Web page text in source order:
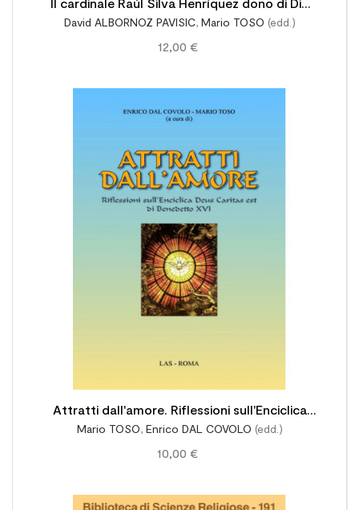
alla Chiesa e al Popolo Cileno
David ALBORNOZ PAVISIC, Mario TOSO (edd.)
12,00 €
Attratti dall'amore. Riflessioni sull'Enciclica
Deus Caritas est di Benedetto XVI
Mario TOSO, Enrico DAL COVOLO (edd.)
10,00 €